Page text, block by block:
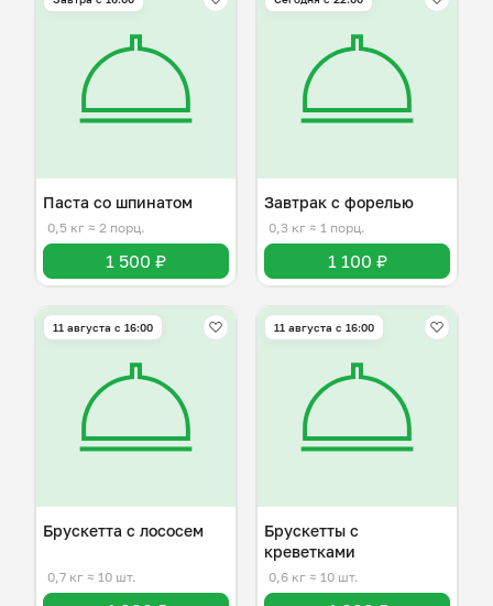
Паста со шпинатом
0,5 кг ≈ 2 порц.
1 500 ₽
Завтрак с форелью
0,3 кг ≈ 1 порц.
1 100 ₽
11 августа с 16:00
Брускетта с лососем
0,7 кг ≈ 10 шт.
11 августа с 16:00
Брускетты с
креветками
0,6 кг ≈ 10 шт.